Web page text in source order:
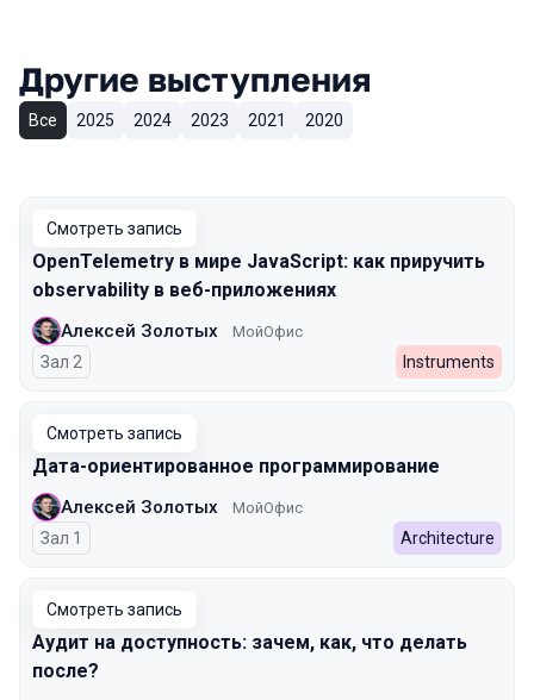
Другие выступления
Все 2025 2024 2023 2021 2020
Смотреть запись
OpenTelemetry в мире JavaScript: как приручить
observability в веб-приложениях
Алексей Золотых МойОфис
Зал 2 Instruments
Смотреть запись
Дата-ориентированное программирование
Алексей Золотых МойОфис
Зал 1 Architecture
Смотреть запись
Аудит на доступность: зачем, как, что делать
после?